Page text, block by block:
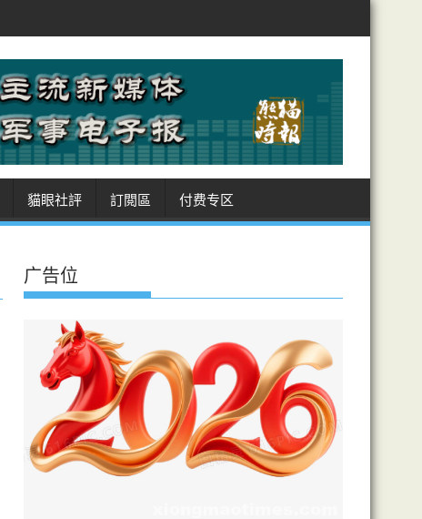
貓眼社評 訂閲區 付费专区
广告位